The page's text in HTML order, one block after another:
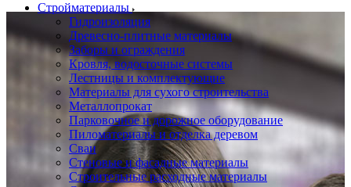
Стройматериалы
Гидроизоляция
Древесно-плитные материалы
Заборы и ограждения
Кровля, водосточные системы
Лестницы и комплектующие
Материалы для сухого строительства
Металлопрокат
Парковочное и дорожное оборудование
Пиломатериалы и отделка деревом
Сваи
Стеновые и фасадные материалы
Строительные расходные материалы